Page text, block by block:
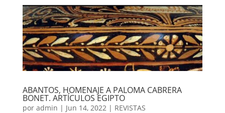
ABANTOS, HOMENAJE A PALOMA CABRERA
BONET. ARTÍCULOS EGIPTO
por admin | Jun 14, 2022| REVISTAS